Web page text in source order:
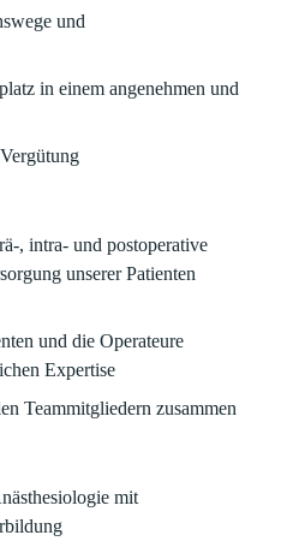
und
in einem angenehmen und
, intra- und postoperative
unserer Patienten
und die Operateure
Expertise
Teammitgliedern zusammen
mit